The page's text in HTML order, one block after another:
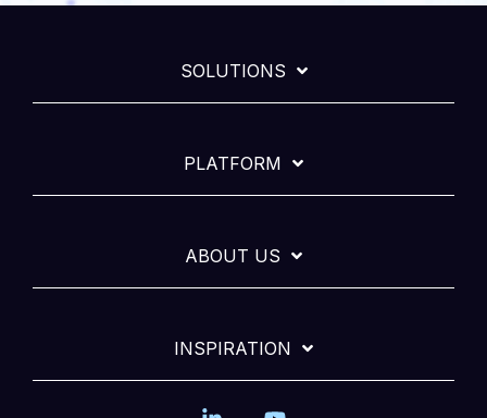
SOLUTIONS
PLATFORM
ABOUT US
INSPIRATION